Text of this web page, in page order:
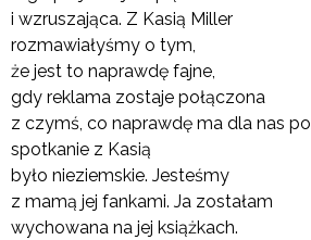
i wzruszająca. Z Kasią Miller
rozmawiałyśmy o tym,
że jest to naprawdę fajne,
gdy reklama zostaje połączona
z czymś, co naprawdę ma dla nas
spotkanie z Kasią
było nieziemskie. Jesteśmy
z mamą jej fankami. Ja zostałam
wychowana na jej książkach.